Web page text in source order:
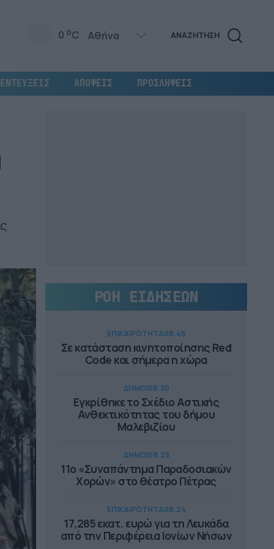
0 oC ΑΝΑΖΗΤΗΣΗ
ΑΠΟΨΕΙΣ ΠΡΟΣΛΗΨΕΙΣ
ΡΟΗ ΕΙΔΗΣΕΩΝ
ΕΠΙΚΑΙΡΟΤΗΤΑ08.46
Σε κατάσταση κινητοποίησης Red
Code και σήμερα η χώρα
ΔΗΜΟΙ08.30
Εγκρίθηκε το Σχέδιο Αστικής
Ανθεκτικότητας του δήμου
Μαλεβιζίου
ΔΗΜΟΙ08.25
11ο «Συναπάντημα Παραδοσιακών
Χορών» στο θέατρο Πέτρας
ΕΠΙΚΑΙΡΟΤΗΤΑ08.24
17,285 εκατ. ευρώ για τη Λευκάδα
από την Περιφέρεια Ιονίων Νήσων